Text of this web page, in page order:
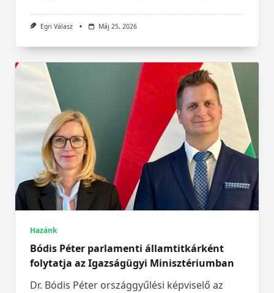
Egri Válasz Máj 25, 2026
Hazánk
Bódis Péter parlamenti államtitkárként
folytatja az Igazságügyi Minisztériumban
Dr. Bódis Péter országgyűlési képviselő az